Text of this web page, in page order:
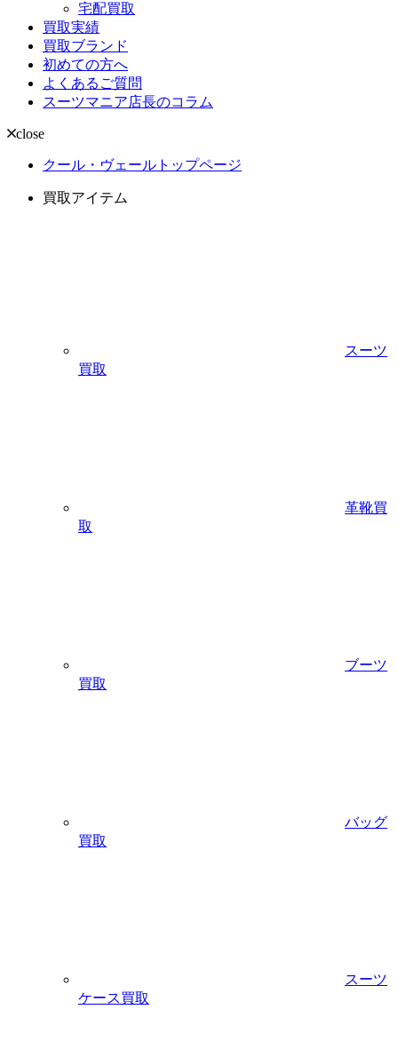
宅配買取
買取実績
買取ブランド
初めての方へ
よくあるご質問
スーツマニア店長のコラム
close
クール・ヴェールトップページ
買取アイテム
スーツ
買取
革靴買
取
ブーツ
買取
バッグ
買取
スーツ
ケース買取